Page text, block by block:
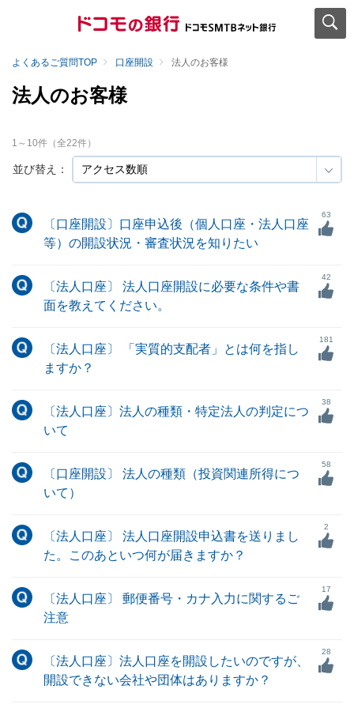
よくあるご質問TOP 口座開設 法人のお客様
法人のお客様
並び替え：
1 ～ 10件（全22件）
〔口座開設〕口座申込後（個人口座・法人口座
等）の開設状況・審査状況を知りたい
63
〔法人口座〕 法人口座開設に必要な条件や書
面を教えてください。
42
〔法人口座〕 「実質的支配者」とは何を指し
ますか？
181
〔法人口座〕法人の種類・特定法人の判定につ
いて
38
〔口座開設〕 法人の種類（投資関連所得につ
いて）
58
〔法人口座〕 法人口座開設申込書を送りまし
た。このあといつ何が届きますか？
2
〔法人口座〕 郵便番号・カナ入力に関するご
注意
17
〔法人口座〕法人口座を開設したいのですが、
開設できない会社や団体はありますか？
28